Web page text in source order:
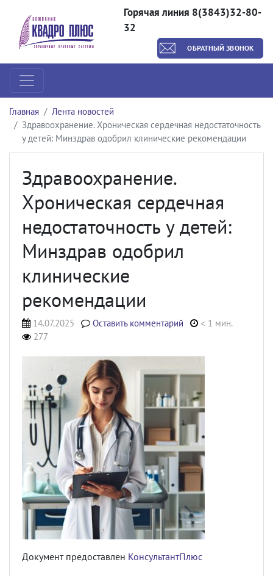
Горячая линия 8(3843)32-80-
32
ОБРАТНЫЙ ЗВОНОК
Главная
Лента новостей
Здравоохранение. Хроническая сердечная недостаточность
у детей: Минздрав одобрил клинические рекомендации
Здравоохранение.
Хроническая сердечная
недостаточность у детей:
Минздрав одобрил
клинические
рекомендации
14.07.2025 Оставить комментарий
< 1 мин.
277
Документ предоставлен КонсультантПлюс